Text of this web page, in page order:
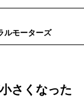
モーターズ
さくなった